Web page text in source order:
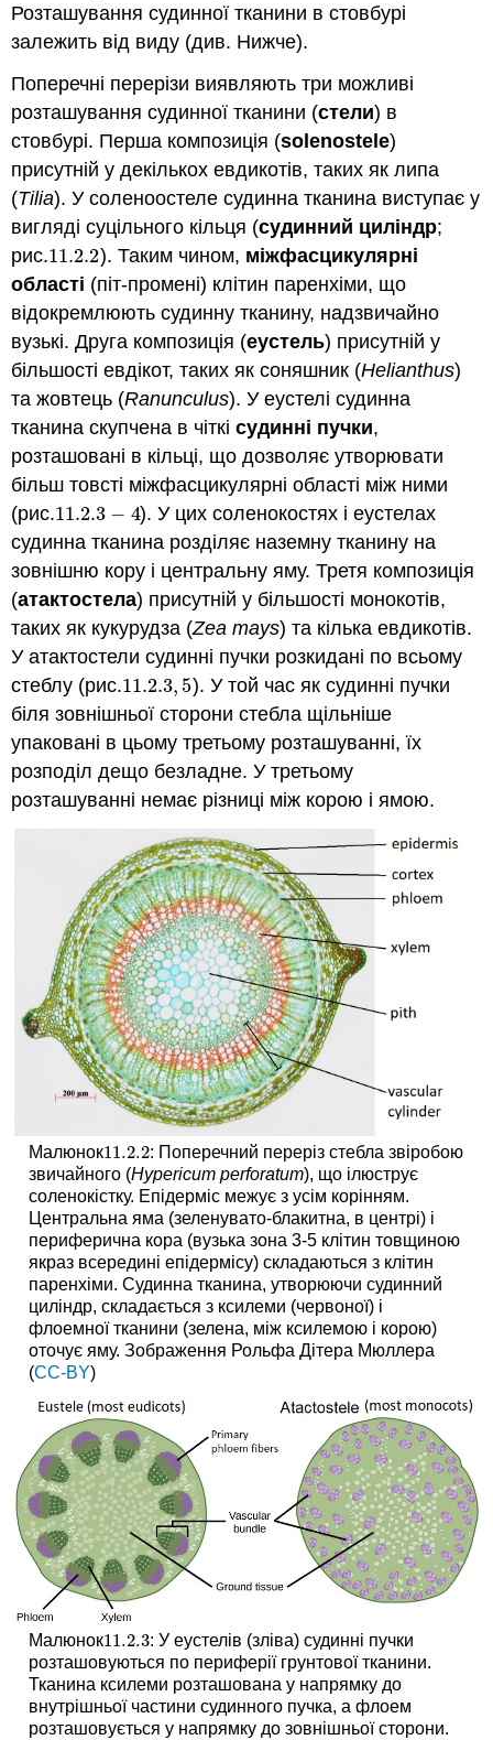
Розташування судинної тканини в стовбурі
залежить від виду (див. Нижче).
Поперечні перерізи виявляють три можливі
розташування судинної тканини (стели) в
стовбурі. Перша композиція (solenostele)
присутній у декількох евдикотів, таких як липа
(Tilia). У соленоостеле судинна тканина виступає у
вигляді суцільного кільця (судинний циліндр;
рис.11.2.2
11.2.2). Таким чином, міжфасцикулярні
області (піт-промені) клітин паренхіми, що
відокремлюють судинну тканину, надзвичайно
вузькі. Друга композиція (еустель) присутній у
більшості евдікот, таких як соняшник (Helianthus)
та жовтець (Ranunculus). У еустелі судинна
тканина скупчена в чіткісудинні пучки,
розташовані в кільці, що дозволяє утворювати
більш товсті міжфасцикулярні області між ними
(рис.11.2.3 − 4
11.2.3 −4 ). У цих соленокостях і еустелах
судинна тканина розділяє наземну тканину на
зовнішню кору і центральну яму. Третя композиція
(атактостела) присутній у більшості монокотів,
таких як кукурудза (Zea mays) та кілька евдикотів.
У атактостели судинні пучки розкидані по всьому
стеблу (рис.11.2.3, 5
11.2.3, 5). У той час як судинні пучки
біля зовнішньої сторони стебла щільніше
упаковані в цьому третьому розташуванні, їх
розподіл дещо безладне. У третьому
розташуванні немає різниці між корою і ямою.
Малюнок11.2.2
11.2.2: Поперечний переріз стебла звіробою
звичайного (Hypericum perforatum), що ілюструє
соленокістку. Епідерміс межує з усім корінням.
Центральна яма (зеленувато-блакитна, в центрі) і
периферична кора (вузька зона 3-5 клітин товщиною
якраз всередині епідермісу) складаються з клітин
паренхіми. Судинна тканина, утворюючи судинний
циліндр, складається з ксилеми (червоної) і
флоемної тканини (зелена, між ксилемою і корою)
оточує яму. Зображення Рольфа Дітера Мюллера
(CC-BY)
Малюнок11.2.3
11.2.3: У еустелів (зліва) судинні пучки
розташовуються по периферії грунтової тканини.
Тканина ксилеми розташована у напрямку до
внутрішньої частини судинного пучка, а флоем
розташовується у напрямку до зовнішньої сторони.